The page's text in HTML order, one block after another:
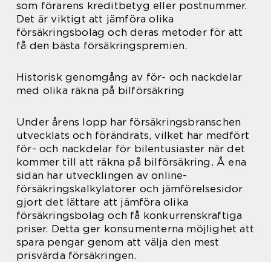
som förarens kreditbetyg eller postnummer.
Det är viktigt att jämföra olika
försäkringsbolag och deras metoder för att
få den bästa försäkringspremien.
Historisk genomgång av för- och nackdelar
med olika räkna på bilförsäkring
Under årens lopp har försäkringsbranschen
utvecklats och förändrats, vilket har medfört
för- och nackdelar för bilentusiaster när det
kommer till att räkna på bilförsäkring. Å ena
sidan har utvecklingen av online-
försäkringskalkylatorer och jämförelsesidor
gjort det lättare att jämföra olika
försäkringsbolag och få konkurrenskraftiga
priser. Detta ger konsumenterna möjlighet att
spara pengar genom att välja den mest
prisvärda försäkringen.